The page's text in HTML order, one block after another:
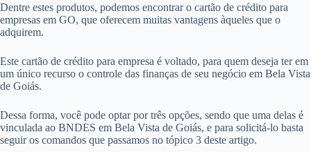
Dentre estes produtos, podemos encontrar o cartão de crédito para
empresas em GO, que oferecem muitas vantagens àqueles que o
adquirem.
Este cartão de crédito para empresa é voltado, para quem deseja ter em
um único recurso o controle das finanças de seu negócio em Bela Vista
de Goiás.
Dessa forma, você pode optar por três opções, sendo que uma delas é
vinculada ao BNDES em Bela Vista de Goiás, e para solicitá-lo basta
seguir os comandos que passamos no tópico 3 deste artigo.